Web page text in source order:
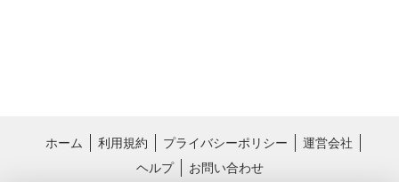
ホーム 利用規約 プライバシーポリシー
運営会社
ヘルプ
お問い合わせ